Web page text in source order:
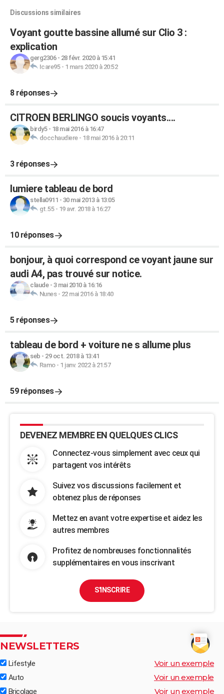
Discussions similaires
Voyant goutte bassine allumé sur Clio 3 :
explication
gerg2306- 28 févr. 2020 à 15:41
Icare95- 1 mars 2020 à 20:52
8 réponses
CITROEN BERLINGO soucis voyants....
birdy5- 18 mai 2016 à 16:47
docchaudiere- 18 mai 2016 à 20:11
3 réponses
lumiere tableau de bord
stella0911 - 30 mai 2013 à 13:05
gt.55- 19 avr. 2018 à 16:27
10 réponses
bonjour, à quoi correspond ce voyant jaune sur
audi A4, pas trouvé sur notice.
claude- 3 mai 2010 à 16:16
Nunes- 22 mai 2016 à 18:40
5 réponses
tableau de bord + voiture ne s allume plus
seb - 29 oct. 2018 à 13:41
Ramo- 1 janv. 2022 à 21:57
59 réponses
DEVENEZ MEMBRE EN QUELQUES CLICS
Connectez-vous simplement avec ceux qui
partagent vos intérêts
Suivez vos discussions facilement et
obtenez plus de réponses
Mettez en avant votre expertise et aidez les
autres membres
Profitez de nombreuses fonctionnalités
supplémentaires en vous inscrivant
S'INSCRIRE
NEWSLETTERS
Lifestyle Voir un exemple
Auto Voir un exemple
Bricolage Voir un exemple